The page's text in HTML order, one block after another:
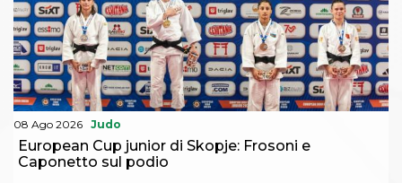
08 Ago 2026 Judo
European Cup junior di Skopje: Frosoni e
Caponetto sul podio